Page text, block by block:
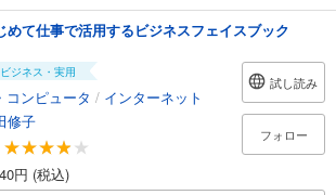
めて仕事で活用するビジネスフェイスブック
ビジネス・実用
コンピュータ / インターネット
修子
円 (税込)
試し読み
フォロー